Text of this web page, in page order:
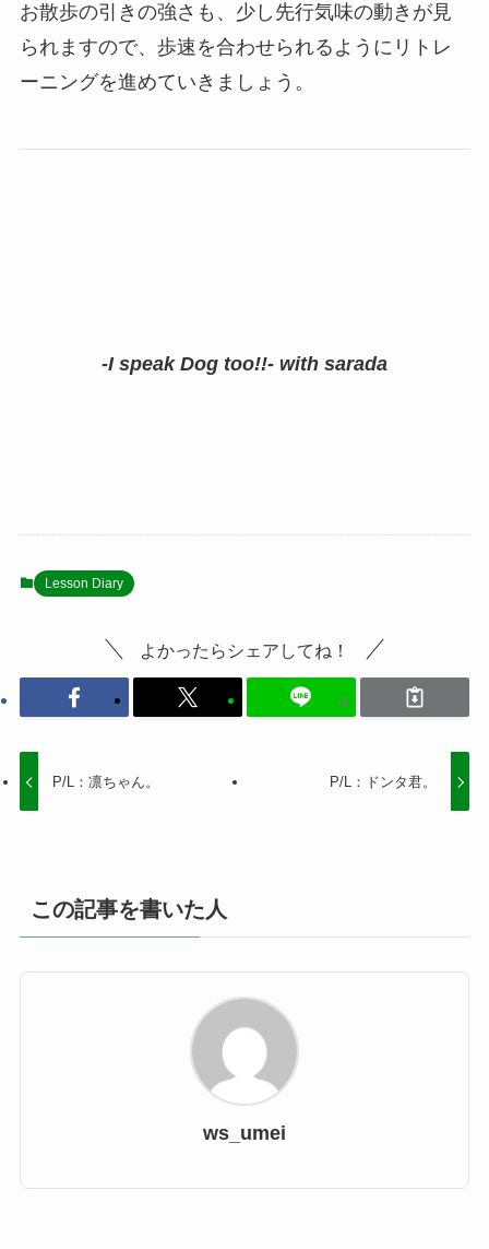
お散歩の引きの強さも、少し先行気味の動きが見
られますので、歩速を合わせられるようにリトレ
ーニングを進めていきましょう。
-I speak Dog too!!- with sarada
Lesson Diary
よかったらシェアしてね！
P/L：凛ちゃん。 P/L：ドンタ君。
この記事を書いた人
ws_umei